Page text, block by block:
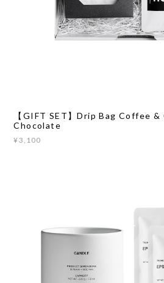
【GIFT SET】Drip Bag Coffee &
Chocolate
¥3,100